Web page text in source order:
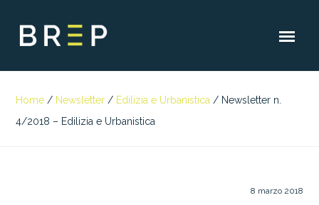
Home / Newsletter / Edilizia e Urbanistica / Newsletter n.
4/2018 – Edilizia e Urbanistica
8 marzo 2018